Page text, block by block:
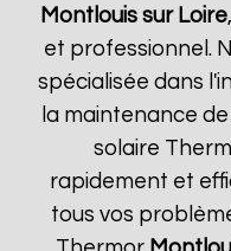
Montlouis sur Loire
et professionnel.
spécialisée dans
la maintenance
solaire
rapidement et
tous vos